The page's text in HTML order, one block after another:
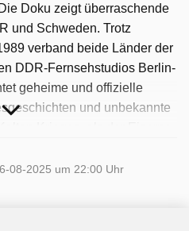
Doku zeigt überraschende
und Schweden. Trotz
verband beide Länder der
DDR-Fernsehstudios Berlin-
geheime und offizielle
und unbekannte
(rbb). Seit 2025 ist die
08-2025 um 22:00 Uhr